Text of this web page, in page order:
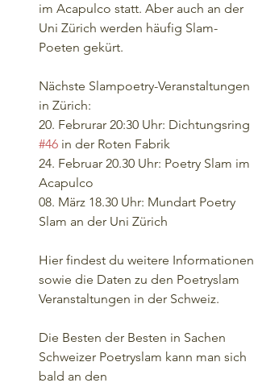
im Acapulco statt. Aber auch an der
Uni Zürich werden häufig Slam-
Poeten gekürt.
Nächste Slampoetry-Veranstaltungen
in Zürich:
20. Februrar 20:30 Uhr: Dichtungsring
#46 in der Roten Fabrik
24. Februar 20.30 Uhr: Poetry Slam im
Acapulco
08. März 18.30 Uhr: Mundart Poetry
Slam an der Uni Zürich
Hier findest du weitere Informationen
sowie die Daten zu den Poetryslam
Veranstaltungen in der Schweiz.
Die Besten der Besten in Sachen
Schweizer Poetryslam kann man sich
bald an den